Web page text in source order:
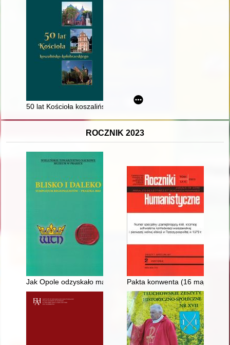
50 lat Kościoła koszalińsko-kołobrzeskiego
ROCZNIK 2023
Jak Opole odzyskało malowidło Władysława Początka
Pakta konwenta (16 maja 1573